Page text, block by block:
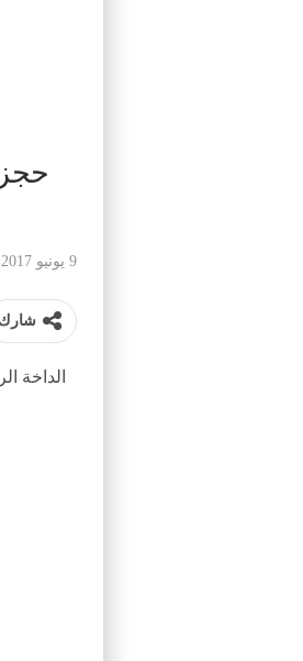
9 يونيو 2017 الساعة 3 و 35 دقيقة
شارك
الداخة